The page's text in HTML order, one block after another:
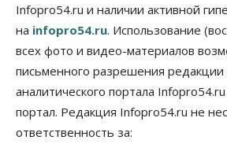
Бизнес
В Новосибирской
сократился грузооборот в
07 Августа 2026, 19:00
Общество
В Новосибирске
против нового закона о
07 Августа 2026, 18:00
Infopro54.ru и наличии активной
на infopro54.ru. Использование
всех фото и видео-материалов
письменного разрешения
аналитического портала
портал. Редакция Infopro54.ru не
ответственность за: